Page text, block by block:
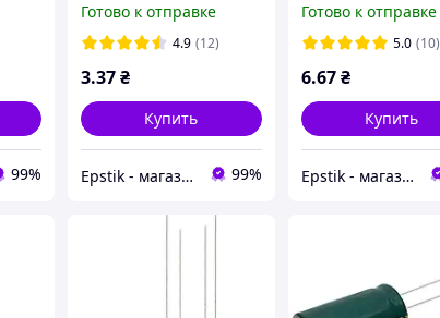
99%
Готово к отправке
4.9 (12)
3.37₴
Купить
Epstik - магазин радиокомпонентов 99%
Готово к отправке
5.0 (10)
6.67 ₴
Купить
Epstik - магазин радиокомпонентов